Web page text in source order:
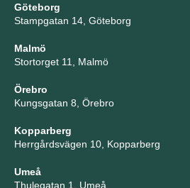
Göteborg
Stampgatan 14, Göteborg
Malmö
Stortorget 11, Malmö
Örebro
Kungsgatan 8, Örebro
Kopparberg
Herrgårdsvägen 10, Kopparberg
Umeå
Thulegatan 1, Umeå